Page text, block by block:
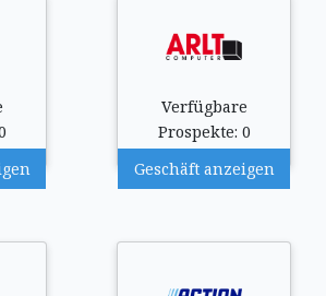
Verfügbare
Prospekte: 0
Geschäft anzeigen